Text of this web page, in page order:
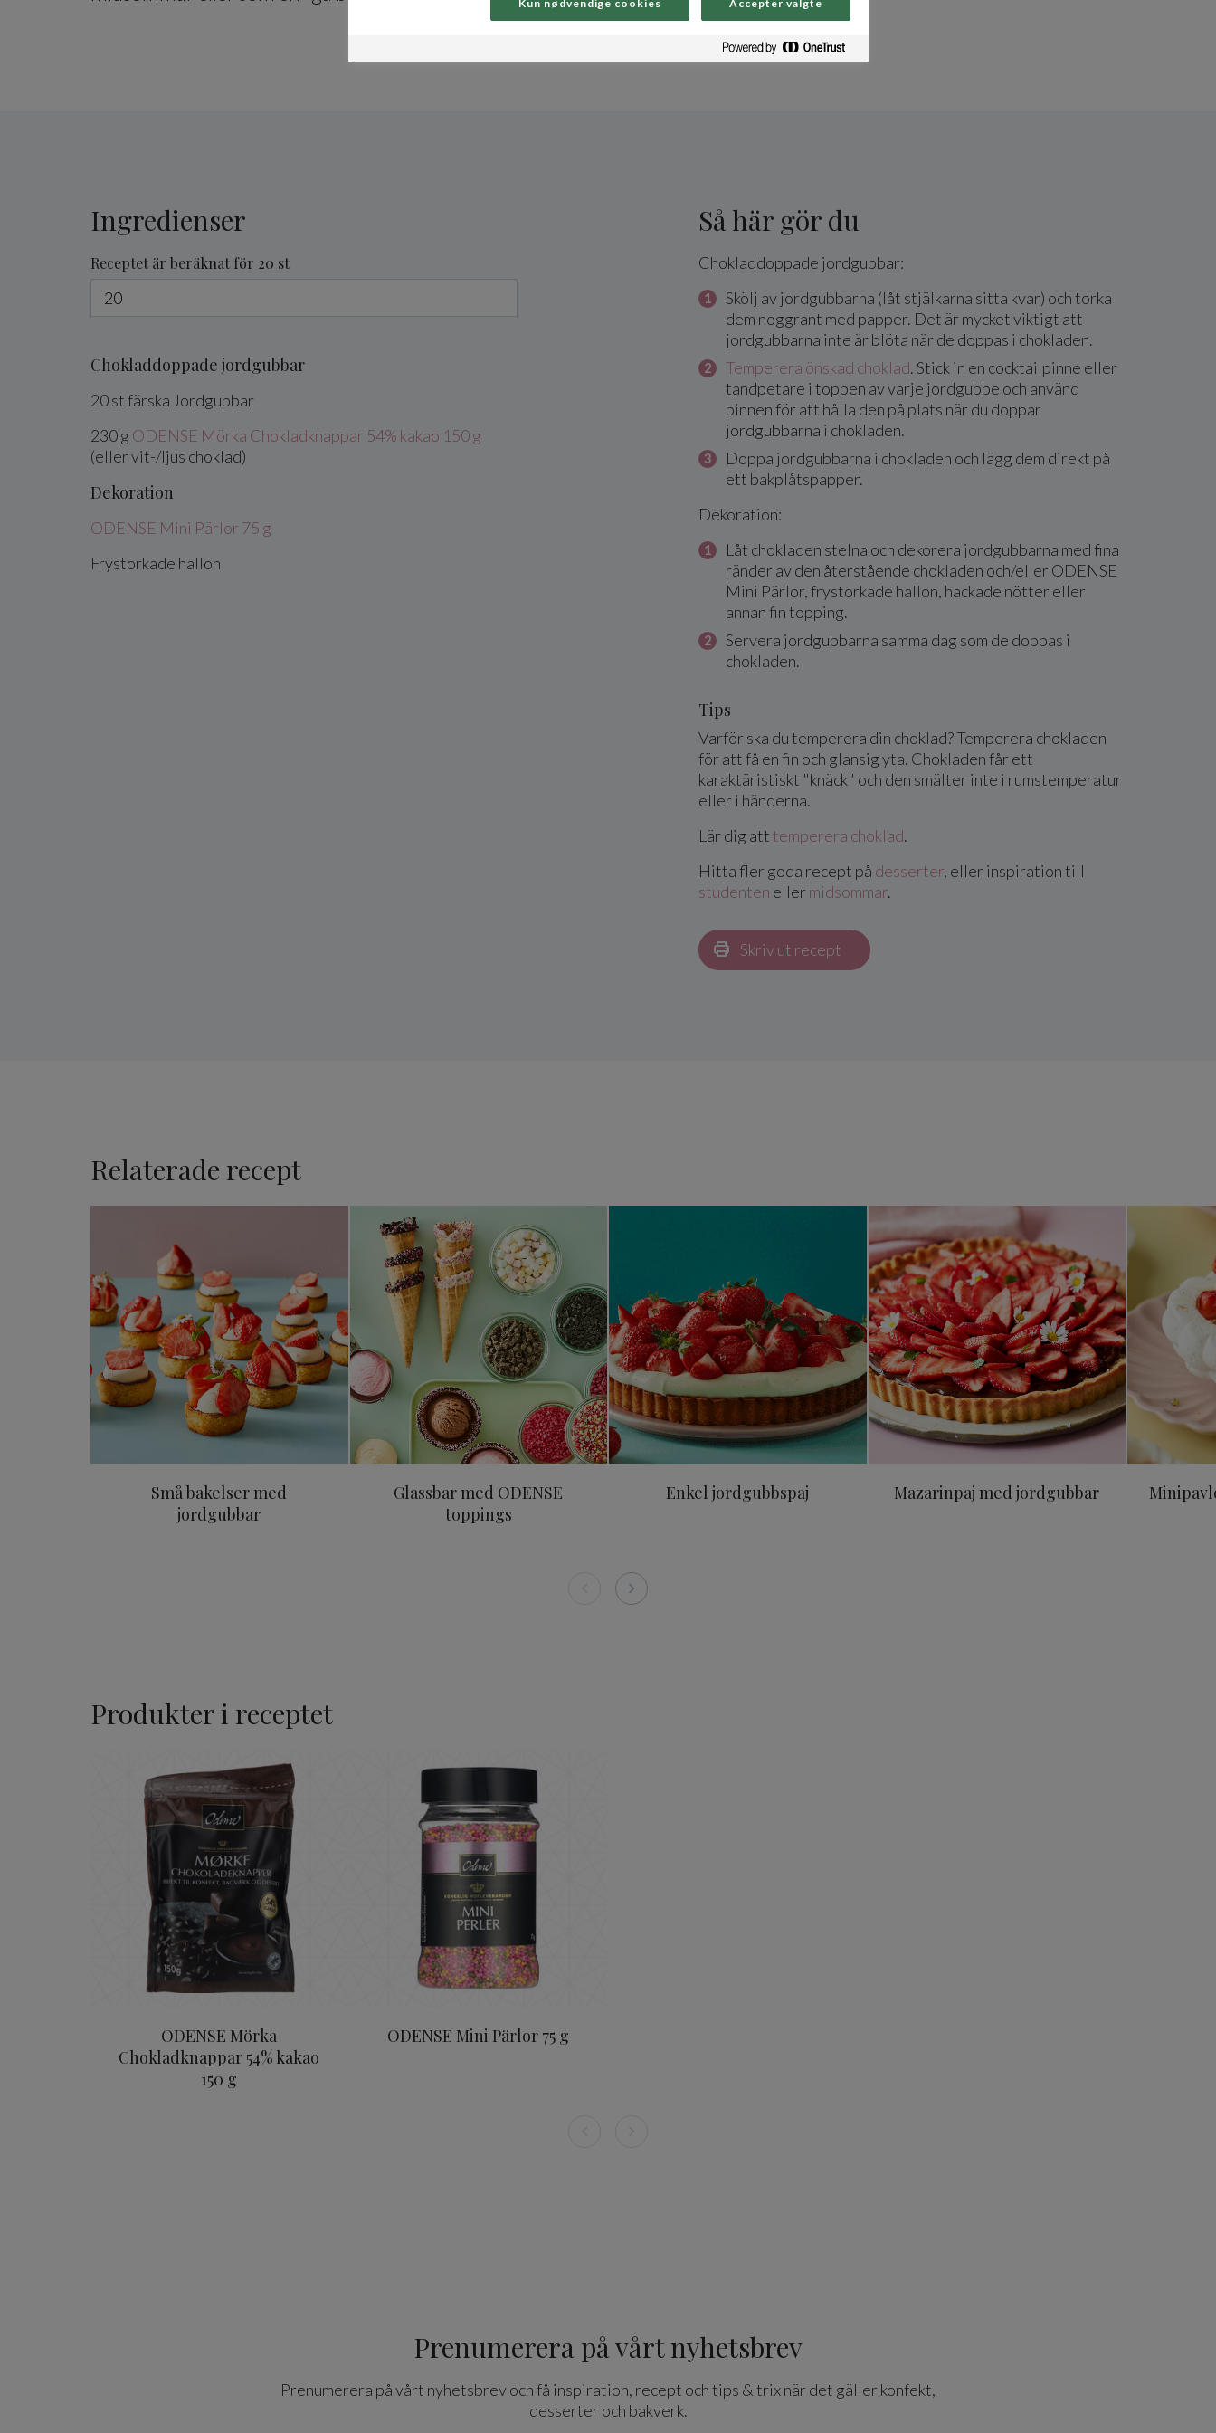
Ingredienser
Receptet är beräknat för 20 st
Chokladdoppade jordgubbar
20stfärska Jordgubbar
230g ODENSE Mörka Chokladknappar 54% kakao 150 g
(eller vit-/ljus choklad)
Dekoration
ODENSE Mini Pärlor 75 g
Frystorkade hallon
Så här gör du
Chokladdoppade jordgubbar:
Skölj av jordgubbarna (låt stjälkarna sitta kvar) och torka
dem noggrant med papper. Det är mycket viktigt att
jordgubbarna inte är blöta när de doppas i chokladen.
Temperera önskad choklad. Stick in en cocktailpinne eller
tandpetare i toppen av varje jordgubbe och använd
pinnen för att hålla den på plats när du doppar
jordgubbarna i chokladen.
Doppa jordgubbarna i chokladen och lägg dem direkt på
ett bakplåtspapper.
Dekoration:
Låt chokladen stelna och dekorera jordgubbarna med fina
ränder av den återstående chokladen och/eller ODENSE
Mini Pärlor, frystorkade hallon, hackade nötter eller
annan fin topping.
Servera jordgubbarna samma dag som de doppas i
chokladen.
Tips
Varför ska du temperera din choklad? Temperera chokladen
för att få en fin och glansig yta. Chokladen får ett
karaktäristiskt "knäck" och den smälter inte i rumstemperatur
eller i händerna.
Lär dig att temperera choklad.
Hitta fler goda recept på desserter, eller inspiration till
studenten eller midsommar.
Skriv ut recept
Relaterade recept
Små bakelser med
jordgubbar
Små bakelser med jordgubbar
Glassbar med ODENSE
toppings
Enkel jordgubbspaj Mazarinpaj med jordgubbar
Mazarinpaj med jordgubbar
Produkter i receptet
ODENSE Mörka
Chokladknappar 54% kakao
150 g
ODENSE Mörka Chokladknappar 54% kakao 150 g
ODENSE Mini Pärlor 75 g
Prenumerera på vårt nyhetsbrev
Prenumerera på vårt nyhetsbrev och få inspiration, recept och tips & trix när det gäller konfekt,
desserter och bakverk.
Kun nødvendige cookies Accepter valgte